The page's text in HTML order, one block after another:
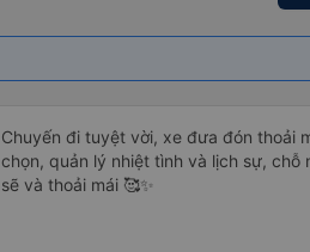
Chuyến đi tuyệt vời, xe đưa đón thoải
chọn, quản lý nhiệt tình và lịch sự, chỗ
sẽ và thoải mái 🥰✨